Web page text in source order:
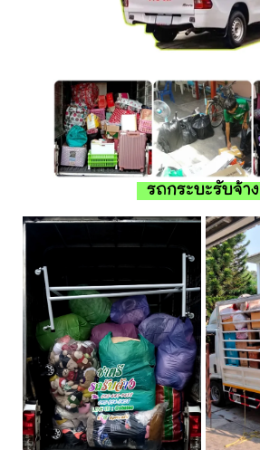
รถกระบะรับจ้าง